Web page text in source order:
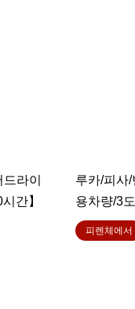
라이
간】
루카/피사
용차량/3
피렌체에서